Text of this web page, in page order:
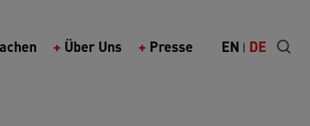
Über Uns Presse EN DE